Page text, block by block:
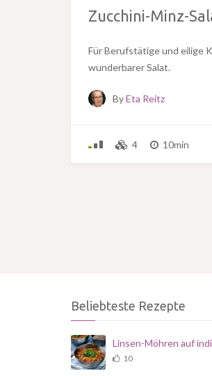
Zucchini-Minz-
Für Berufstätige und eilige
wunderbarer Salat.
ByEta Reitz
4 10min
Beliebteste Rezepte
Linsen-Möhren auf
10